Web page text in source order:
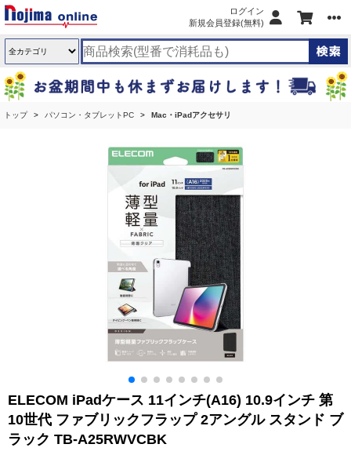
ログイン
新規会員登録(無料)
トップ パソコン・タブレットPC Mac・iPadアクセサリ
ELECOM iPadケース 11インチ(A16) 10.9インチ 第
10世代 ファブリックフラップ 2アングル スタンド ブ
ラック TB-A25RWVCBK